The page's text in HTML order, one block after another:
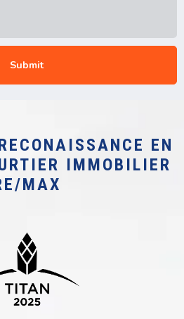
Submit
EN
IMMOBILIER
MAX